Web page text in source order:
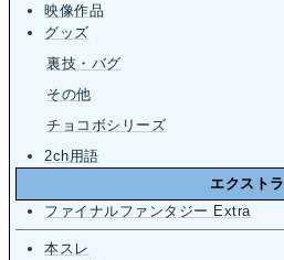
映像作品
グッズ
裏技・バグ
その他
チョコボシリーズ
2ch用語
エクストラ
ファイナルファンタジー Extra
本スレ